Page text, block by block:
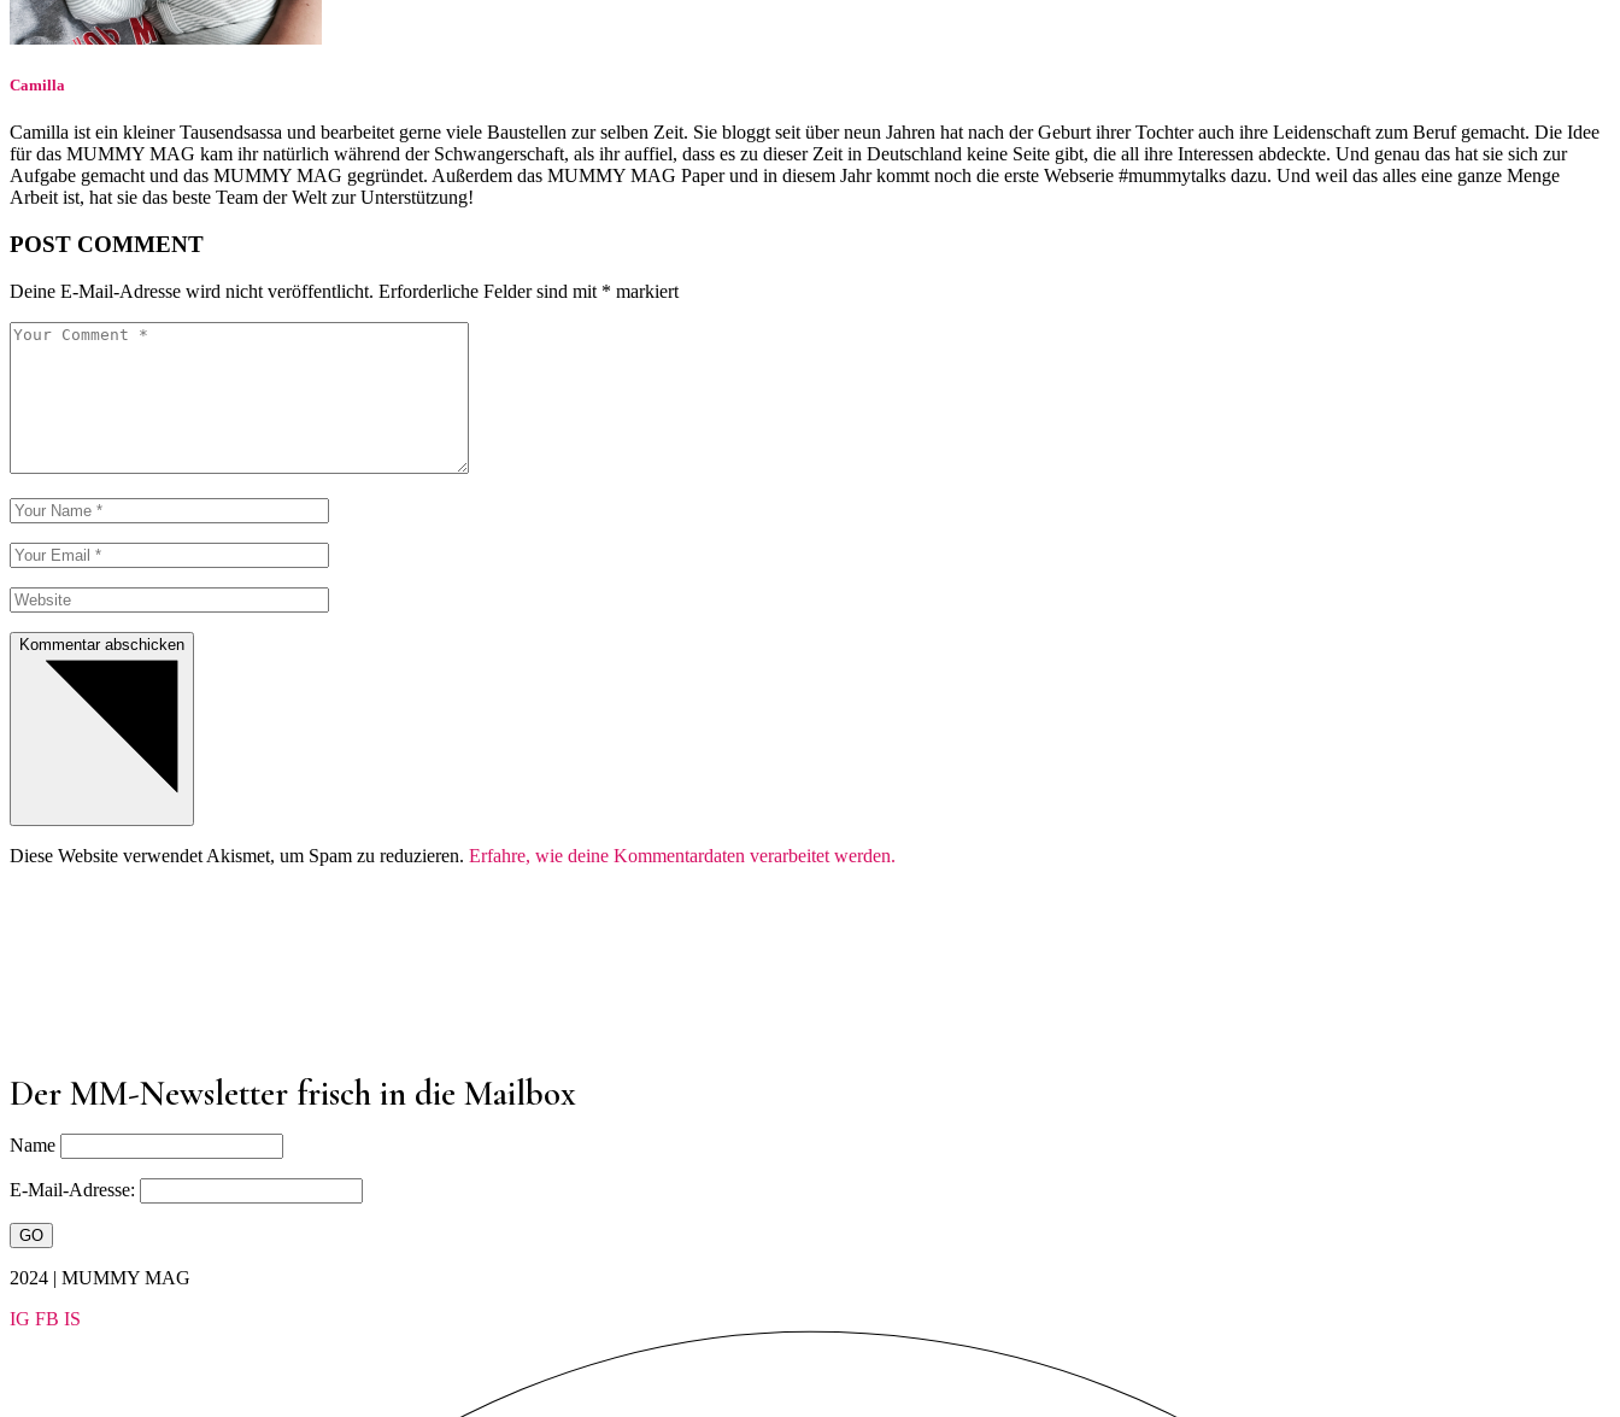
Camilla
Camilla ist ein kleiner Tausendsassa und bearbeitet gerne viele Baustellen zur selben Zeit. Sie bloggt seit über neun Jahren hat nach der Geburt ihrer Tochter auch ihre Leidenschaft zum Beruf gemacht. Die Idee
für das MUMMY MAG kam ihr natürlich während der Schwangerschaft, als ihr auffiel, dass es zu dieser Zeit in Deutschland keine Seite gibt, die all ihre Interessen abdeckte. Und genau das hat sie sich zur
Aufgabe gemacht und das MUMMY MAG gegründet. Außerdem das MUMMY MAG Paper und in diesem Jahr kommt noch die erste Webserie #mummytalks dazu. Und weil das alles eine ganze Menge
Arbeit ist, hat sie das beste Team der Welt zur Unterstützung!
POST COMMENT
Deine E-Mail-Adresse wird nicht veröffentlicht. Erforderliche Felder sind mit * markiert
Kommentar abschicken
Diese Website verwendet Akismet, um Spam zu reduzieren. Erfahre, wie deine Kommentardaten verarbeitet werden.
Der MM-Newsletter frisch in die Mailbox
Name
E-Mail-Adresse:
2024 | MUMMY MAG
IG FB IS